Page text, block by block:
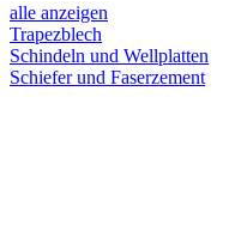
alle anzeigen
Trapezblech
Schindeln und Wellplatten
Schiefer und Faserzement